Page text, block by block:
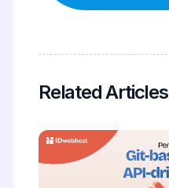
Related Articles